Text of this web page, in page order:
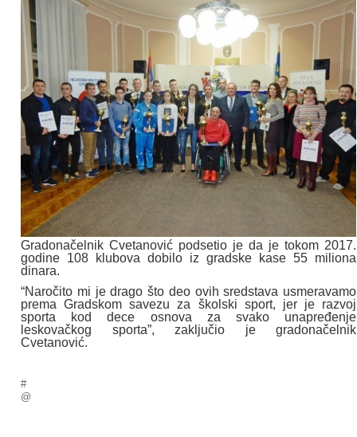
Gradonačelnik Cvetanović podsetio je da je tokom 2017.
godine 108 klubova dobilo iz gradske kase 55 miliona
dinara.
“Naročito mi je drago što deo ovih sredstava usmeravamo
prema Gradskom savezu za školski sport, jer je razvoj
sporta kod dece osnova za svako unapređenje
leskovačkog sporta”, zaključio je gradonačelnik
Cvetanović.
#
@